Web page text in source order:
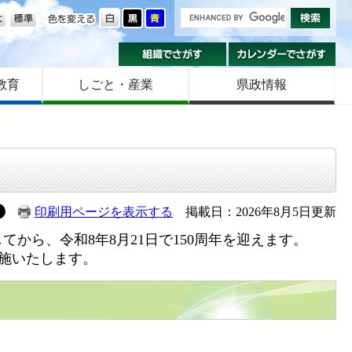
色を変える
大きさ
組織でさがす
育 しごと・産業 県政情報
印刷用ページを表示する 掲載日：2026年8月5日更新
ら、令和8年8月21日で150周年を迎えます。
たします。